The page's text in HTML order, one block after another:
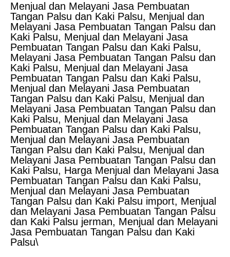
Menjual dan Melayani Jasa Pembuatan
Tangan Palsu dan Kaki Palsu, Menjual dan
Melayani Jasa Pembuatan Tangan Palsu dan
Kaki Palsu, Menjual dan Melayani Jasa
Pembuatan Tangan Palsu dan Kaki Palsu,
Melayani Jasa Pembuatan Tangan Palsu dan
Kaki Palsu, Menjual dan Melayani Jasa
Pembuatan Tangan Palsu dan Kaki Palsu,
Menjual dan Melayani Jasa Pembuatan
Tangan Palsu dan Kaki Palsu, Menjual dan
Melayani Jasa Pembuatan Tangan Palsu dan
Kaki Palsu, Menjual dan Melayani Jasa
Pembuatan Tangan Palsu dan Kaki Palsu,
Menjual dan Melayani Jasa Pembuatan
Tangan Palsu dan Kaki Palsu, Menjual dan
Melayani Jasa Pembuatan Tangan Palsu dan
Kaki Palsu, Harga Menjual dan Melayani Jasa
Pembuatan Tangan Palsu dan Kaki Palsu,
Menjual dan Melayani Jasa Pembuatan
Tangan Palsu dan Kaki Palsu import, Menjual
dan Melayani Jasa Pembuatan Tangan Palsu
dan Kaki Palsu jerman, Menjual dan Melayani
Jasa Pembuatan Tangan Palsu dan Kaki
Palsu\